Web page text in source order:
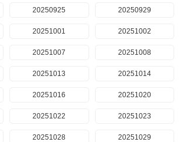
20250925 20250929
20251001 20251002
20251007 20251008
20251013 20251014
20251016 20251020
20251022 20251023
20251028 20251029